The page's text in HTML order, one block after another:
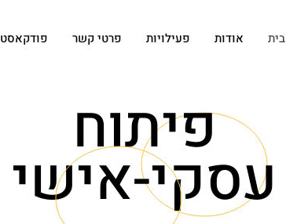
בית אודות פעילויות פרטי קשר פודקאסט
פיתוח
עסקי-אישי